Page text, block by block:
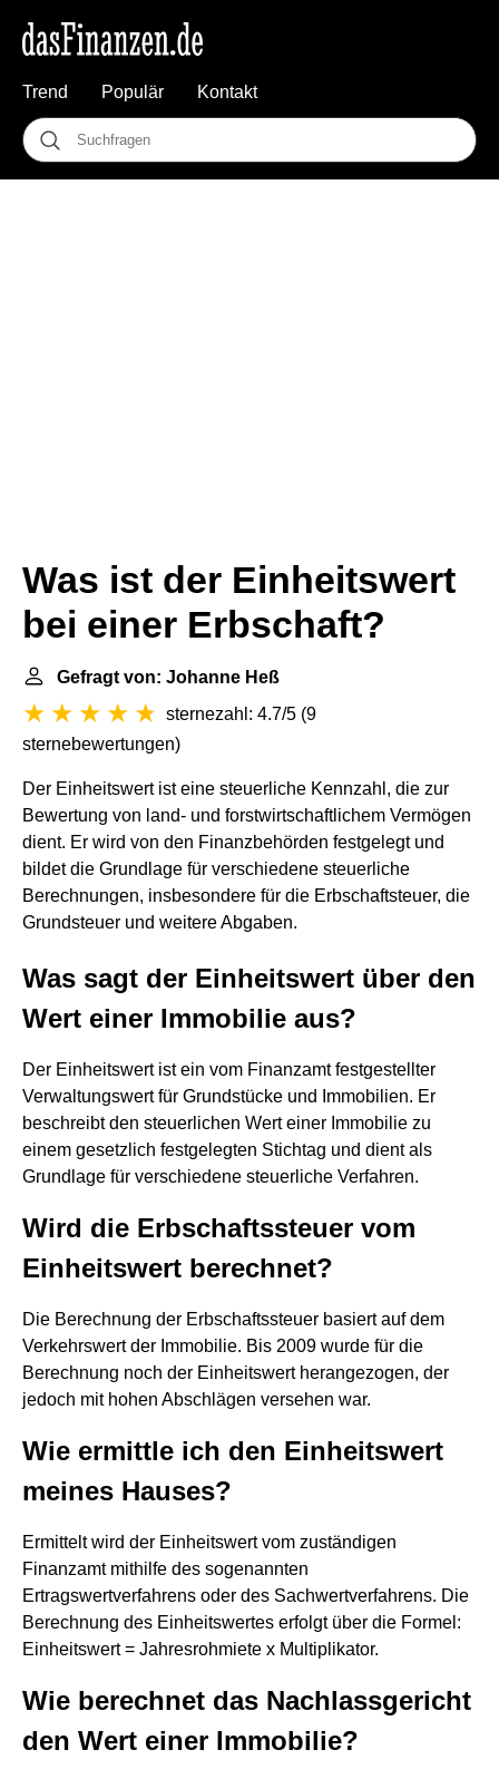
Trend Populär Kontakt
Was ist der Einheitswert
bei einer Erbschaft?
Gefragt von: Johanne Heß
sternezahl: 4.7/5 (9
sternebewertungen)
Der Einheitswert ist eine steuerliche Kennzahl, die zur
Bewertung von land- und forstwirtschaftlichem Vermögen
dient. Er wird von den Finanzbehörden festgelegt und
bildet die Grundlage für verschiedene steuerliche
Berechnungen, insbesondere für die Erbschaftsteuer, die
Grundsteuer und weitere Abgaben.
Was sagt der Einheitswert über den
Wert einer Immobilie aus?
Der Einheitswert ist ein vom Finanzamt festgestellter
Verwaltungswert für Grundstücke und Immobilien. Er
beschreibt den steuerlichen Wert einer Immobilie zu
einem gesetzlich festgelegten Stichtag und dient als
Grundlage für verschiedene steuerliche Verfahren.
Wird die Erbschaftssteuer vom
Einheitswert berechnet?
Die Berechnung der Erbschaftssteuer basiert auf dem
Verkehrswert der Immobilie. Bis 2009 wurde für die
Berechnung noch der Einheitswert herangezogen, der
jedoch mit hohen Abschlägen versehen war.
Wie ermittle ich den Einheitswert
meines Hauses?
Ermittelt wird der Einheitswert vom zuständigen
Finanzamt mithilfe des sogenannten
Ertragswertverfahrens oder des Sachwertverfahrens. Die
Berechnung des Einheitswertes erfolgt über die Formel:
Einheitswert = Jahresrohmiete x Multiplikator.
Wie berechnet das Nachlassgericht
den Wert einer Immobilie?